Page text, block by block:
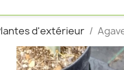
pour bureau
d'intérieur
& Succulentes
d'extérieur